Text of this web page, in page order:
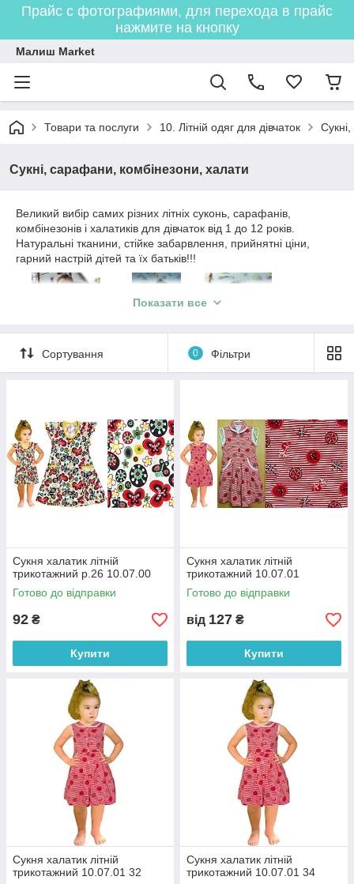
Прайс с фотографиями, для перехода в прайс
нажмите на кнопку
Малиш Market
Товари та послуги 10. Літній одяг для дівчаток
Сукні, сарафани, комбінезони, халати
Великий вибір самих різних літніх суконь, сарафанів,
комбінезонів і халатиків для дівчаток від 1 до 12 років.
Натуральні тканини, стійке забарвлення, прийнятні ціни,
гарний настрій дітей та їх батьків!!!
Показати все
Сортування 0 Фільтри
Сукня халатик літній
трикотажний р.26 10.07.00
Готово до відправки
92 ₴
Купити
Сукня халатик літній
трикотажний 10.07.01
Готово до відправки
від 127 ₴
Купити
Сукня халатик літній
трикотажний 10.07.01 32
Сукня халатик літній
трикотажний 10.07.01 34